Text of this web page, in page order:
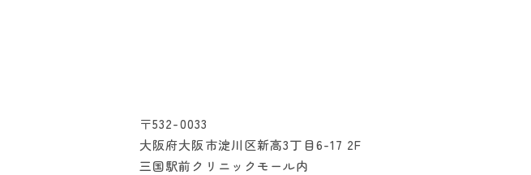
〒532-0033
大阪府大阪市淀川区新高3丁目6-17 2F
三国駅前クリニックモール内